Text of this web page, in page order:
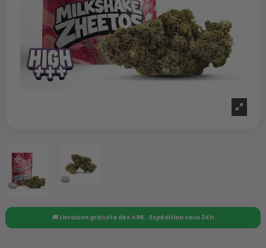
🚚 Livraison gratuite dès 49€ · Expédition sous 24h